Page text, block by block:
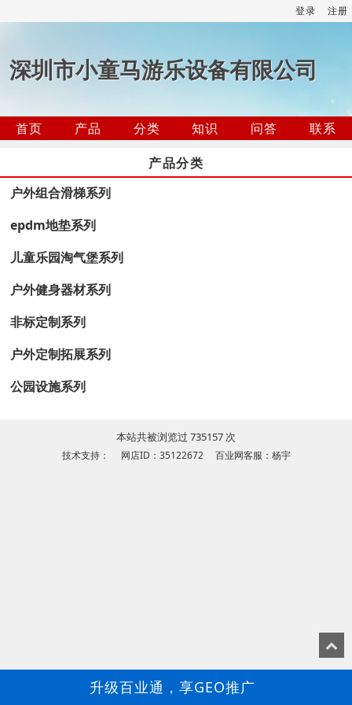
登录 注册
深圳市小童马游乐设备有限公司
首页 产品 分类 知识 问答
联系
产品分类
户外组合滑梯系列
epdm地垫系列
儿童乐园淘气堡系列
户外健身器材系列
非标定制系列
户外定制拓展系列
公园设施系列
本站共被浏览过 735157 次
技术支持： 网店ID：35122672 百业网客服：杨宇
升级百业通，享GEO推广